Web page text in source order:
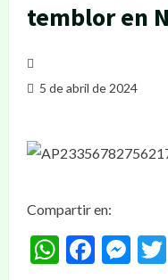
temblor en
5 de abril de 2024
Compartir en: